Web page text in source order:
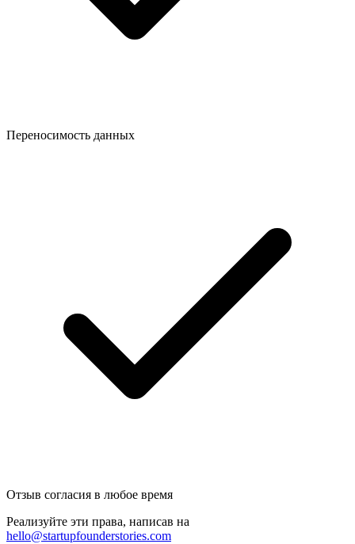
Переносимость данных
Отзыв согласия в любое время
Реализуйте эти права, написав на
hello@startupfounderstories.com